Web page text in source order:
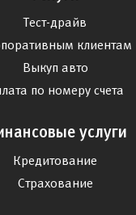
Тест-драйв
клиентам
Выкуп авто
по номеру счета
услуги
Кредитование
Страхование